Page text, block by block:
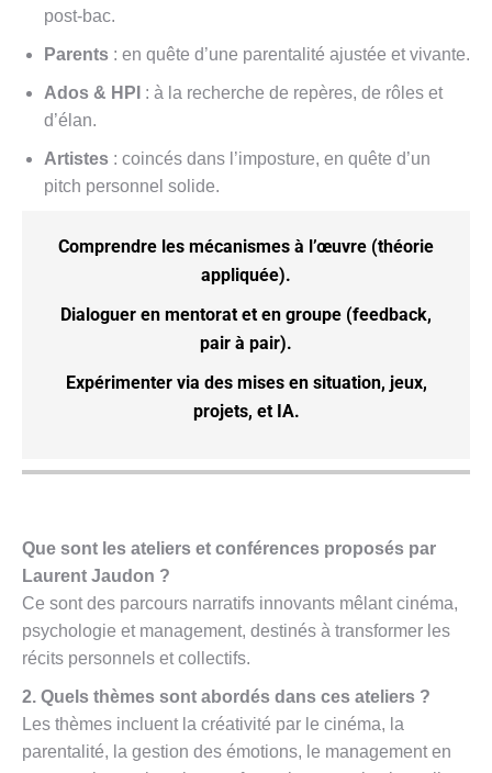
post-bac.
Parents : en quête d’une parentalité ajustée et vivante.
Ados & HPI : à la recherche de repères, de rôles et
d’élan.
Artistes : coincés dans l’imposture, en quête d’un
pitch personnel solide.
Comprendre les mécanismes à l’œuvre (théorie
appliquée).
Dialoguer en mentorat et en groupe (feedback,
pair à pair).
Expérimentervia des mises en situation, jeux,
projets, et IA.
Que sont les ateliers et conférences proposés par
Laurent Jaudon ?
Ce sont des parcours narratifs innovants mêlant cinéma,
psychologie et management, destinés à transformer les
récits personnels et collectifs.
2. Quels thèmes sont abordés dans ces ateliers ?
Les thèmes incluent la créativité par le cinéma, la
parentalité, la gestion des émotions, le management en